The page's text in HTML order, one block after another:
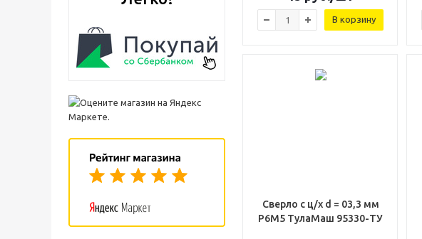
В корзину
Сверло с ц/х d = 03,3 мм
Р6М5 ТулаМаш 95330-ТУ